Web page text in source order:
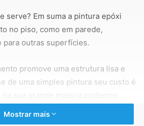
serve? Em suma a pintura epóxi
no piso, como em parede,
outras superfícies.
promove uma estrutura lisa e
de uma simples pintura seu custo é
serviço, basta pintar, mas
Mostrar mais